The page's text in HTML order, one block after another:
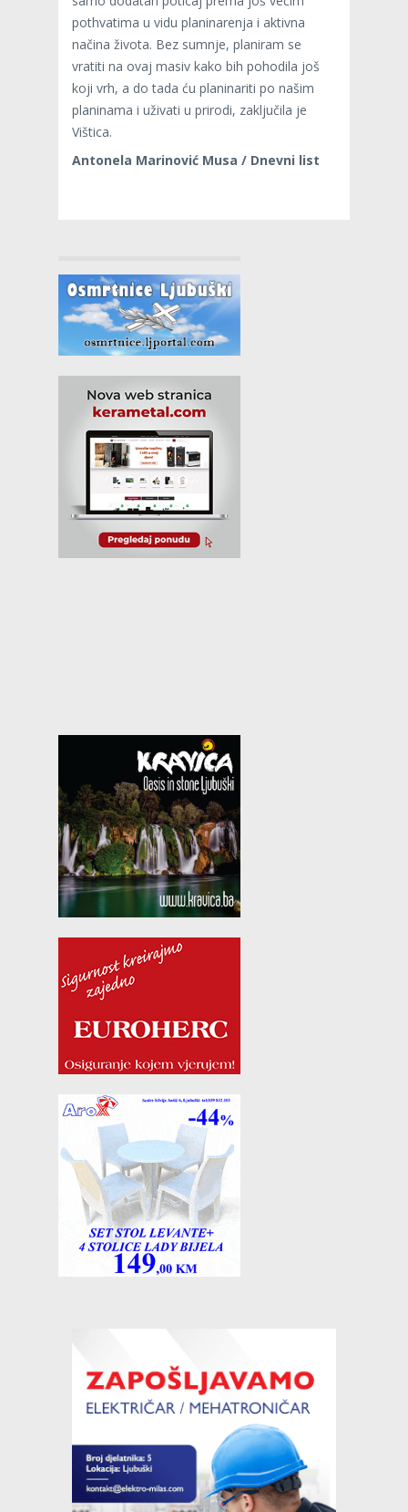
pothvatima u vidu planinarenja i aktivna
načina života. Bez sumnje, planiram se
vratiti na ovaj masiv kako bih pohodila još
koji vrh, a do tada ću planinariti po našim
planinama i uživati u prirodi, zaključila je
Vištica.
Antonela Marinović Musa / Dnevni list